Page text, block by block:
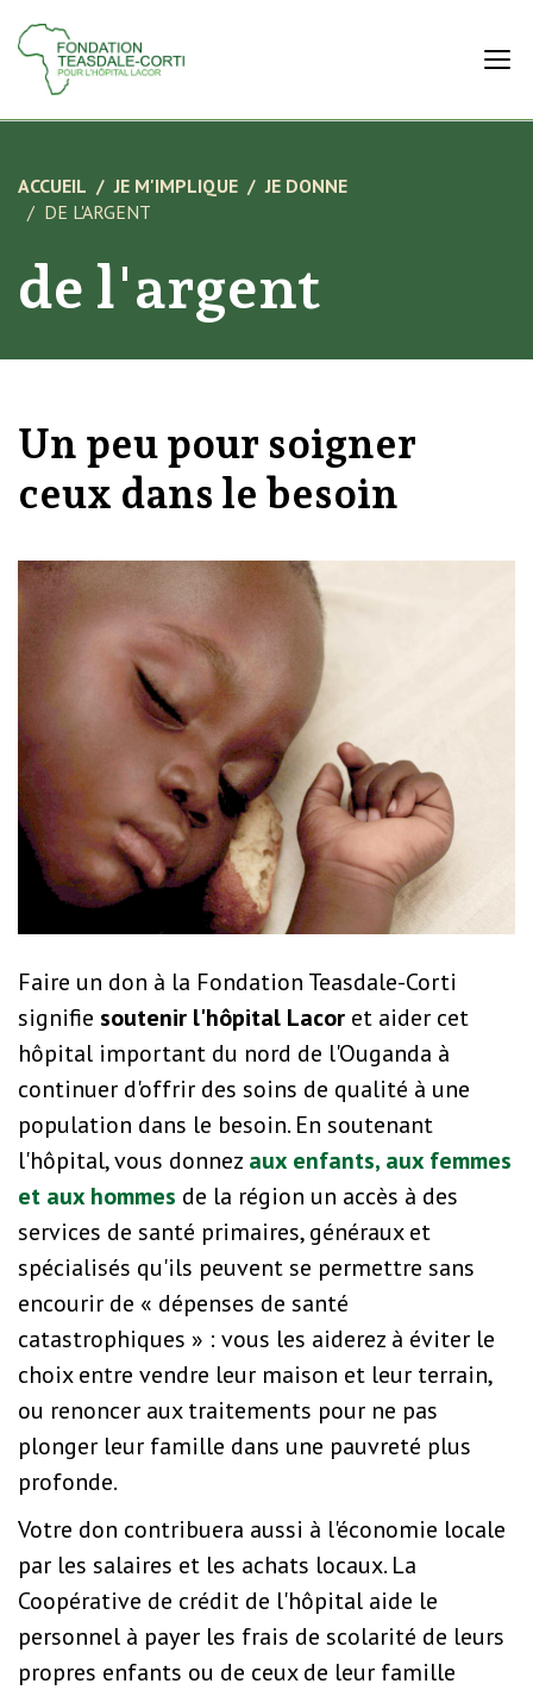
ACCUEIL JE M'IMPLIQUE
JE DONNE
DE L'ARGENT
de l'argent
Un peu pour soigner
ceux dans le besoin
Faire un don à la Fondation Teasdale-Corti
signifie soutenir l'hôpital Lacor et aider cet
hôpital important du nord de l'Ouganda à
continuer d'offrir des soins de qualité à une
population dans le besoin. En soutenant
l'hôpital, vous donnez aux enfants, aux femmes
et aux hommes de la région un accès à des
services de santé primaires, généraux et
spécialisés qu'ils peuvent se permettre sans
encourir de « dépenses de santé
catastrophiques » : vous les aiderez à éviter le
choix entre vendre leur maison et leur terrain,
ou renoncer aux traitements pour ne pas
plonger leur famille dans une pauvreté plus
profonde.
Votre don contribuera aussi à l'économie locale
par les salaires et les achats locaux. La
Coopérative de crédit de l'hôpital aide le
personnel à payer les frais de scolarité de leurs
propres enfants ou de ceux de leur famille